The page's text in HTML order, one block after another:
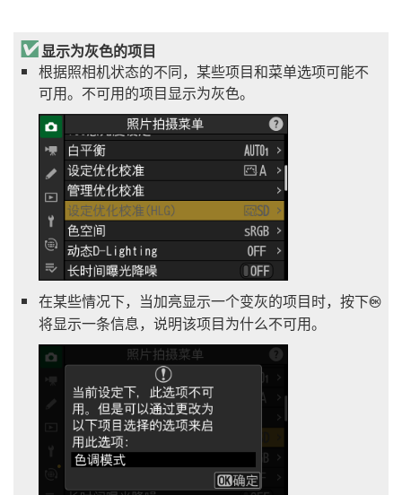
显示为灰色的项目
根据照相机状态的不同，某些项目和菜单选项可能不
可用。不可用的项目显示为灰色。
在某些情况下，当加亮显示一个变灰的项目时，按下J
将显示一条信息，说明该项目为什么不可用。